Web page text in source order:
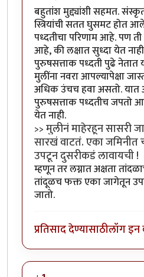
बहुतांश मुद्द्यांशी सहमत.
स्त्रियांची सतत घुसमट होत
पध्दतीचा परिणाम आहे. पण
आहे, की लक्षात सुध्दा येत
पुरुषसत्ताक पध्दती पुढे
मुलींना नवरा आपल्यापेक्षा
अधिक उंचच हवा असतो.
पुरुषसत्ताक पध्दतीच जपतो
येत नाही.
>>मुलीनं माहेरहून सासरी
सारखं वाटतं. एका
उपटून दुसरीकडं लावायची !
म्हणून तर लग्नात अक्षता
तांदूळच फक्त एका जागेतून
जातो.
प्रतिसाद देण्यासाठीलॉग इन